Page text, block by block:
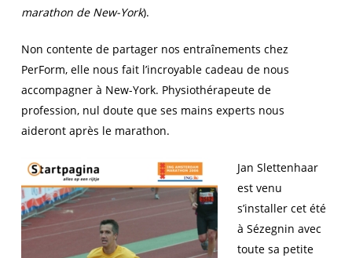
marathon de New-York).
Non contente de partager nos entraînements chez
PerForm, elle nous fait l’incroyable cadeau de nous
accompagner à New-York. Physiothérapeute de
profession, nul doute que ses mains experts nous
aideront après le marathon.
Jan Slettenhaar
est venu
s’installer cet été
à Sézegnin avec
toute sa petite